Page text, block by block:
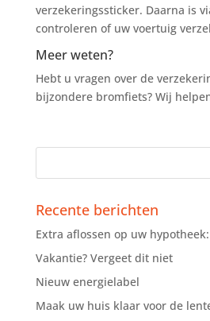
verzekeringssticker. Daarna is
controleren of uw voertuig
Meer weten?
Hebt u vragen over de
bijzondere bromfiets? Wij
Recente berichten
Extra aflossen op uw
Vakantie? Vergeet dit niet
Nieuw energielabel
Maak uw huis klaar voor de